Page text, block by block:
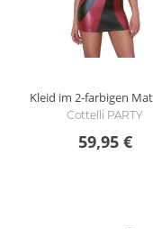
Kleid im 2-farbigen
Cottelli PARTY
59,95 €